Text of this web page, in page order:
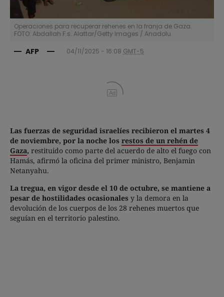
Operaciones para recuperar rehenes en la franja de Gaza.
FOTO: Abdallah F.s. Alattar/Getty Images / Anadolu
AFP 04/11/2025 - 16:08 GMT-5
Ad
Las fuerzas de seguridad israelíes recibieron el martes 4
de noviembre, por la noche los restos de un rehén de
Gaza, restituido como parte del acuerdo de alto el fuego con
Hamás, afirmó la oficina del primer ministro, Benjamin
Netanyahu.
La tregua, en vigor desde el 10 de octubre, se mantiene a
pesar de hostilidades ocasionales y la demora en la
devolución de los cuerpos de los 28 rehenes muertos que
seguían en el territorio palestino.